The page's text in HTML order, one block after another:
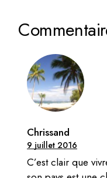
Chrissand
9 juillet 2016
C’est clair que